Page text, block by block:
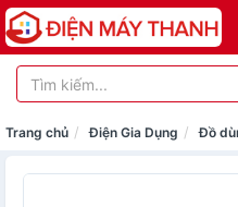
Trang chủ Điện Gia Dụng Đồ